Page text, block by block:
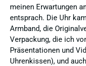
meinen Erwartungen
entsprach. Die Uhr
Armband, die
Verpackung, die ich
Präsentationen und
Uhrenkissen), und